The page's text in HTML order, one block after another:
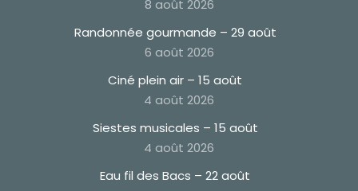
8 août 2026
Randonnée gourmande – 29 août
6 août 2026
Ciné plein air – 15 août
4 août 2026
Siestes musicales – 15 août
4 août 2026
Eau fil des Bacs – 22 août